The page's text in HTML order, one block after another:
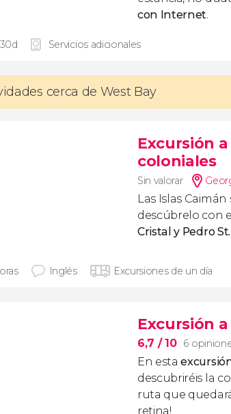
con Internet.
Servicios adicionales
cerca de West Bay
Excursión
coloniales
Sin valorar
Las Islas
descúbrelo con
Cristal y Pedro
Inglés Excursiones de un día
Excursión
6,7 / 10 6
En esta
descubriréis la
ruta que
retina!